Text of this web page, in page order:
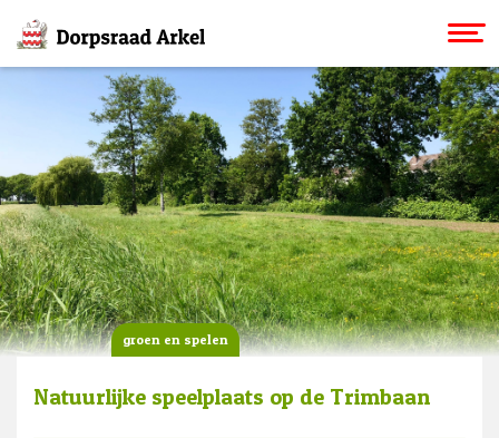
groen en spelen
Natuurlijke speelplaats op de Trimbaan